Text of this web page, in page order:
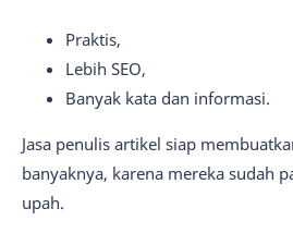
Praktis,
Lebih SEO,
Banyak kata dan informasi.
Jasa penulis artikel siap
banyaknya, karena mereka sudah
upah.